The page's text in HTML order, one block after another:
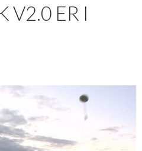
V2.0 ER I